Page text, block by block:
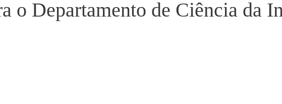
o Departamento de Ciência da